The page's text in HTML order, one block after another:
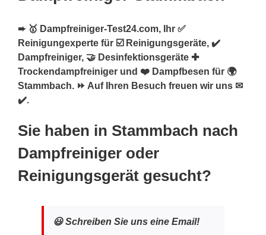
➨ 🥇 Dampfreiniger-Test24.com, Ihr ✅
Reinigungexperte für ☑️ Reinigungsgeräte, ✔️
Dampfreiniger, 🤝 Desinfektionsgeräte ✚
Trockendampfreiniger und ❤️ Dampfbesen für 🌍
Stammbach. ⏩ Auf Ihren Besuch freuen wir uns ✉
✔️.
Sie haben in Stammbach nach
Dampfreiniger oder
Reinigungsgerät gesucht?
😃 Schreiben Sie uns eine Email!